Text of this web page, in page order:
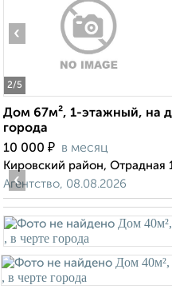
2/5
‹
Дом 67м², 1-этажный, на
города
10 000 ₽ в месяц
Кировский район, Отрадная
Агентство, 08.08.2026
‹